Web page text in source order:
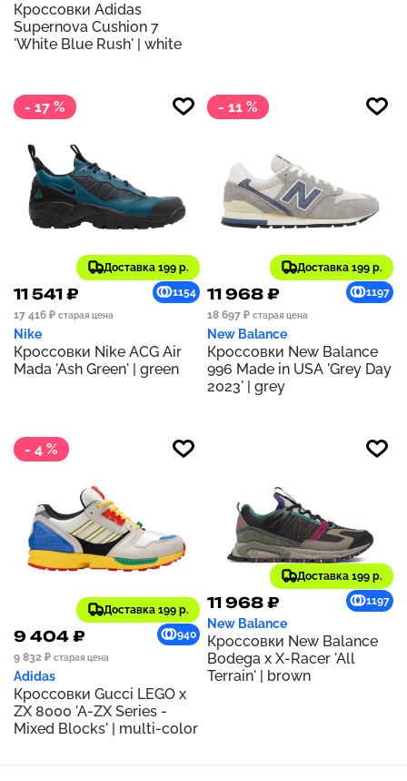
Кроссовки Adidas
Supernova Cushion 7
'White Blue Rush' | white
- 17 %
Доставка 199 р.
11 541 ₽
1154
17 416 ₽ старая цена
Nike
Кроссовки Nike ACG Air
Mada 'Ash Green' | green
- 11 %
Доставка 199 р.
11 968 ₽
1197
18 697 ₽ старая цена
New Balance
Кроссовки New Balance
996 Made in USA 'Grey Day
2023' | grey
- 4 %
Доставка 199 р.
9 404 ₽
940
9 832 ₽ старая цена
Adidas
Кроссовки Gucci LEGO x
ZX 8000 'A-ZX Series -
Mixed Blocks' | multi-color
Доставка 199 р.
11 968 ₽ 1197
New Balance
Кроссовки New Balance
Bodega x X-Racer 'All
Terrain' | brown